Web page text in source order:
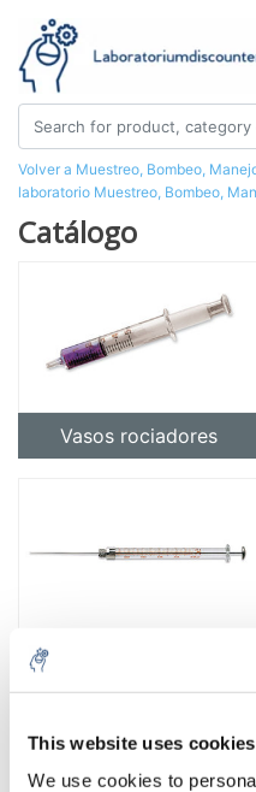
This website uses cookies
We use cookies to
Volver a Muestreo, Bombeo,
laboratorio Muestreo, Bombeo,
Catálogo
Vasos rociadores